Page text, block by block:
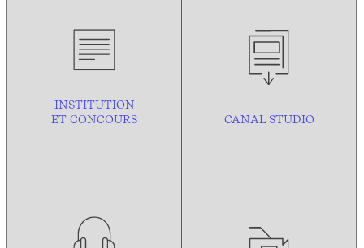
INSTITUTION
ET CONCOURS
CANAL STUDIO